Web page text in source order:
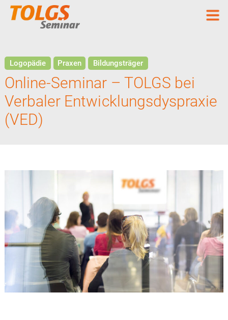
Logopädie Praxen Bildungsträger
Online-Seminar – TOLGS bei
Verbaler Entwicklungsdyspraxie
(VED)